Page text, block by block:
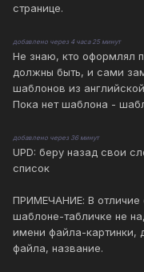
странице.
добавлено через 4 часа 25 минут
Не знаю, кто оформлял
должны быть, и сами
шаблонов из
Пока нет шаблона -
добавлено через 36 минут
UPD: беру назад свои
список
ПРИМЕЧАНИЕ: В отличие
шаблоне-табличке не
имени файла-картинки,
файла, название.